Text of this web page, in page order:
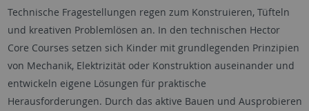
Technische Fragestellungen regen zum Konstruieren, Tüfteln
und kreativen Problemlösen an. In den technischen Hector
Core Courses setzen sich Kinder mit grundlegenden Prinzipien
von Mechanik, Elektrizität oder Konstruktion auseinander und
entwickeln eigene Lösungen für praktische
Herausforderungen. Durch das aktive Bauen und Ausprobieren